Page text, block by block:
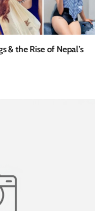
& the Rise of Nepal’s